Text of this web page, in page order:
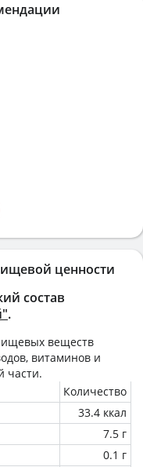
ценности
состав
.
веществ
витаминов и
части.
Количество
33.4 ккал
7.5 г
0.1 г